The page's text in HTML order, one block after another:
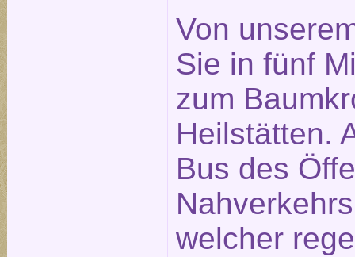
Von
Sie in fünf
zum
Heilstätten.
Bus des
welcher